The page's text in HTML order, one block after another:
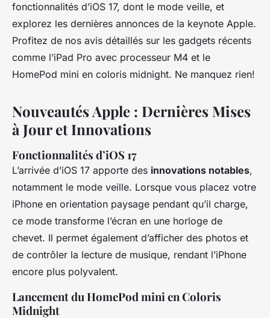
fonctionnalités d’iOS 17, dont le mode veille, et
explorez les dernières annonces de la keynote Apple.
Profitez de nos avis détaillés sur les gadgets récents
comme l’iPad Pro avec processeur M4 et le
HomePod mini en coloris midnight. Ne manquez rien!
Nouveautés Apple : Dernières Mises
à Jour et Innovations
Fonctionnalités d’iOS 17
L’arrivée d’iOS 17 apporte des innovations notables,
notamment le mode veille. Lorsque vous placez votre
iPhone en orientation paysage pendant qu’il charge,
ce mode transforme l’écran en une horloge de
chevet. Il permet également d’afficher des photos et
de contrôler la lecture de musique, rendant l’iPhone
encore plus polyvalent.
Lancement du HomePod mini en Coloris
Midnight